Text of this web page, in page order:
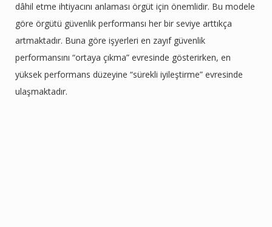
dâhil etme ihtiyacını anlaması örgüt için önemlidir. Bu modele
göre örgütü güvenlik performansı her bir seviye arttıkça
artmaktadır. Buna göre işyerleri en zayıf güvenlik
performansını “ortaya çıkma” evresinde gösterirken, en
yüksek performans düzeyine “sürekli iyileştirme” evresinde
ulaşmaktadır.